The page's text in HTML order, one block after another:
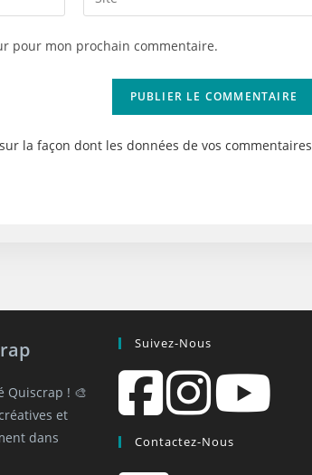
l’URL
(facultatif)
pour mon prochain commentaire.
la façon dont les données de vos commentaires
Quiscrap ! 🎨
et
dans
Suivez-Nous
Contactez-Nous